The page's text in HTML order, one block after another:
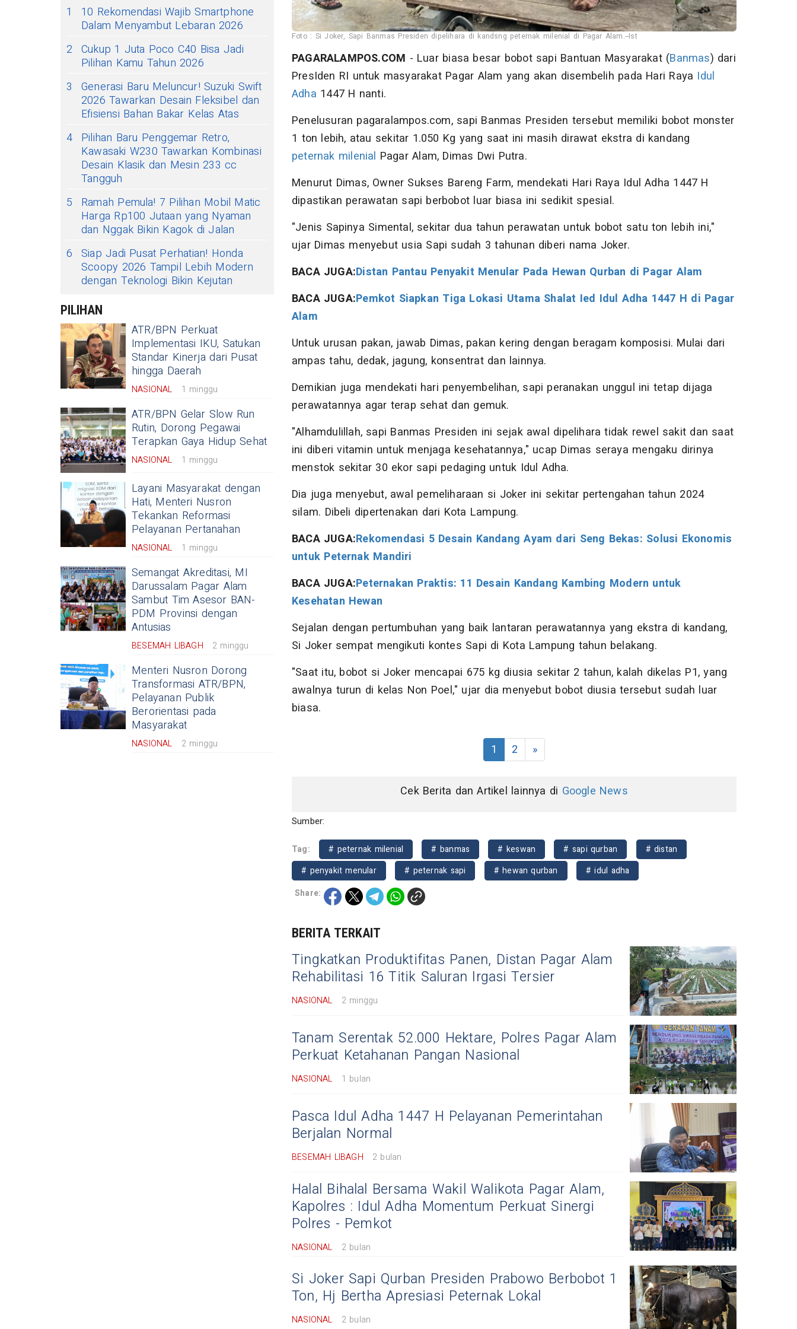
1
10 Rekomendasi Wajib Smartphone
Dalam Menyambut Lebaran 2026
2 Cukup 1 Juta Poco C40 Bisa Jadi
Pilihan Kamu Tahun 2026
3
Generasi Baru Meluncur! Suzuki Swift
2026 Tawarkan Desain Fleksibel dan
Efisiensi Bahan Bakar Kelas Atas
4 Pilihan Baru Penggemar Retro,
Kawasaki W230 Tawarkan Kombinasi
Desain Klasik dan Mesin 233 cc
Tangguh
5
Ramah Pemula! 7 Pilihan Mobil Matic
Harga Rp100 Jutaan yang Nyaman
dan Nggak Bikin Kagok di Jalan
6 Siap Jadi Pusat Perhatian! Honda
Scoopy 2026 Tampil Lebih Modern
dengan Teknologi Bikin Kejutan
PILIHAN
ATR/BPN Perkuat
Implementasi IKU, Satukan
Standar Kinerja dari Pusat
hingga Daerah
NASIONAL 1 minggu
ATR/BPN Gelar Slow Run
Rutin, Dorong Pegawai
Terapkan Gaya Hidup Sehat
NASIONAL 1 minggu
Layani Masyarakat dengan
Hati, Menteri Nusron
Tekankan Reformasi
Pelayanan Pertanahan
NASIONAL 1 minggu
Semangat Akreditasi, MI
Darussalam Pagar Alam
Sambut Tim Asesor BAN-
PDM Provinsi dengan
Antusias
BESEMAH LIBAGH 2 minggu
Menteri Nusron Dorong
Transformasi ATR/BPN,
Pelayanan Publik
Berorientasi pada
Masyarakat
NASIONAL 2 minggu
Foto : Si Joker, Sapi Banmas Presiden dipelihara di kandsng peternak milenial di Pagar Alam.--Ist
PAGARALAMPOS.COM - Luar biasa besar bobot sapi Bantuan Masyarakat (Banmas) dari
PresIden RI untuk masyarakat Pagar Alam yang akan disembelih pada Hari Raya Idul
Adha 1447 H nanti.
Penelusuran pagaralampos.com, sapi Banmas Presiden tersebut memiliki bobot monster
1 ton lebih, atau sekitar 1.050 Kg yang saat ini masih dirawat ekstra di kandang
peternak milenial Pagar Alam, Dimas Dwi Putra.
Menurut Dimas, Owner Sukses Bareng Farm, mendekati Hari Raya Idul Adha 1447 H
dipastikan perawatan sapi berbobot luar biasa ini sedikit spesial.
"Jenis Sapinya Simental, sekitar dua tahun perawatan untuk bobot satu ton lebih ini,"
ujar Dimas menyebut usia Sapi sudah 3 tahunan diberi nama Joker.
BACA JUGA:Distan Pantau Penyakit Menular Pada Hewan Qurban di Pagar Alam
BACA JUGA:Pemkot Siapkan Tiga Lokasi Utama Shalat Ied Idul Adha 1447 H di Pagar
Alam
Untuk urusan pakan, jawab Dimas, pakan kering dengan beragam komposisi. Mulai dari
ampas tahu, dedak, jagung, konsentrat dan lainnya.
Demikian juga mendekati hari penyembelihan, sapi peranakan unggul ini tetap dijaga
perawatannya agar terap sehat dan gemuk.
"Alhamdulillah, sapi Banmas Presiden ini sejak awal dipelihara tidak rewel sakit dan saat
ini diberi vitamin untuk menjaga kesehatannya," ucap Dimas seraya mengaku dirinya
menstok sekitar 30 ekor sapi pedaging untuk Idul Adha.
Dia juga menyebut, awal pemeliharaan si Joker ini sekitar pertengahan tahun 2024
silam. Dibeli dipertenakan dari Kota Lampung.
BACA JUGA:Rekomendasi 5 Desain Kandang Ayam dari Seng Bekas: Solusi Ekonomis
untuk Peternak Mandiri
BACA JUGA:Peternakan Praktis: 11 Desain Kandang Kambing Modern untuk
Kesehatan Hewan
Sejalan dengan pertumbuhan yang baik lantaran perawatannya yang ekstra di kandang,
Si Joker sempat mengikuti kontes Sapi di Kota Lampung tahun belakang.
"Saat itu, bobot si Joker mencapai 675 kg diusia sekitar 2 tahun, kalah dikelas P1, yang
awalnya turun di kelas Non Poel," ujar dia menyebut bobot diusia tersebut sudah luar
biasa.
1 2 »
Cek Berita dan Artikel lainnya di Google News
Sumber:
Tag: # peternak milenial # banmas # keswan # sapi qurban
# distan
# penyakit menular
# peternak sapi # hewan qurban
# idul adha
Share:
BERITA TERKAIT
Tingkatkan Produktifitas Panen, Distan Pagar Alam
Rehabilitasi 16 Titik Saluran Irgasi Tersier
NASIONAL 2 minggu
Tanam Serentak 52.000 Hektare, Polres Pagar Alam
Perkuat Ketahanan Pangan Nasional
NASIONAL 1 bulan
Pasca Idul Adha 1447 H Pelayanan Pemerintahan
Berjalan Normal
BESEMAH LIBAGH 2 bulan
Halal Bihalal Bersama Wakil Walikota Pagar Alam,
Kapolres : Idul Adha Momentum Perkuat Sinergi
Polres - Pemkot
NASIONAL 2 bulan
Si Joker Sapi Qurban Presiden Prabowo Berbobot 1
Ton, Hj Bertha Apresiasi Peternak Lokal
NASIONAL 2 bulan